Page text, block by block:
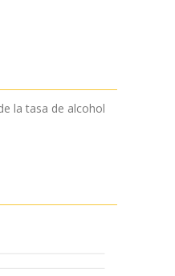
la tasa de alcohol